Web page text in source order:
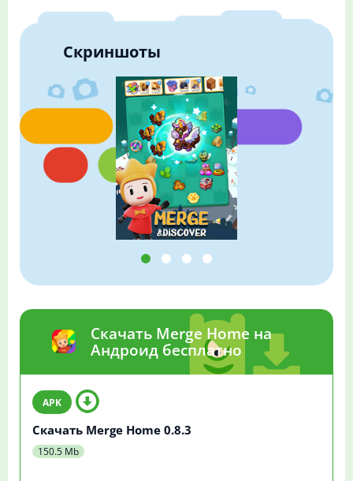
Скриншоты
Скачать Merge Home на
Андроид бесплатно
Скачать Merge Home 0.8.3
150.5 Mb